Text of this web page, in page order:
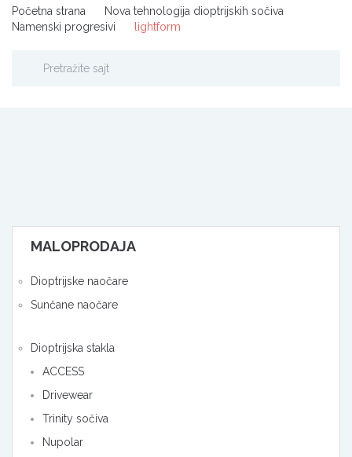
Početna strana
Nova tehnologija dioptrijskih sočiva
Namenski progresivi
lightform
MALOPRODAJA
Dioptrijske naočare
Sunčane naočare
Dioptrijska stakla
ACCESS
Drivewear
Trinity sočiva
Nupolar